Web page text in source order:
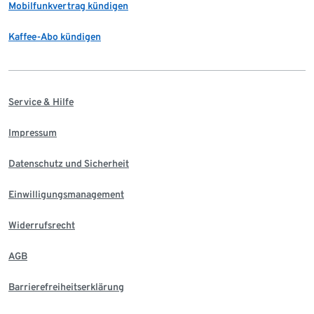
Mobilfunkvertrag kündigen
Kaffee-Abo kündigen
Service & Hilfe
Impressum
Datenschutz und Sicherheit
Einwilligungsmanagement
Widerrufsrecht
AGB
Barrierefreiheitserklärung